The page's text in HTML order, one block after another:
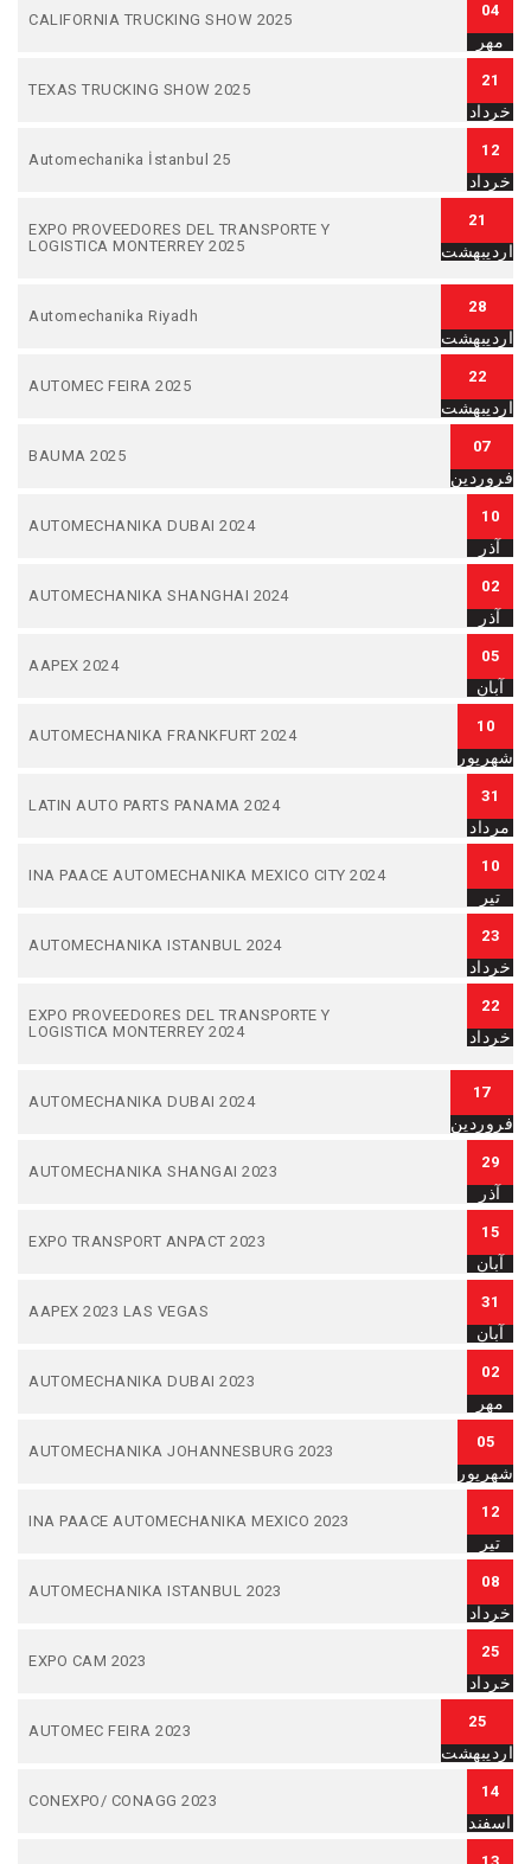
CALIFORNIA TRUCKING SHOW 2025
04
مهر
TEXAS TRUCKING SHOW 2025
21
خرداد
Automechanika İstanbul 25
12
خرداد
EXPO PROVEEDORES DEL TRANSPORTE Y
LOGISTICA MONTERREY 2025
21
اردیبهشت
Automechanika Riyadh
28
اردیبهشت
AUTOMEC FEIRA 2025
22
اردیبهشت
BAUMA 2025
07
فروردین
AUTOMECHANIKA DUBAI 2024
10
آذر
AUTOMECHANIKA SHANGHAI 2024
02
آذر
AAPEX 2024
05
آبان
AUTOMECHANIKA FRANKFURT 2024
10
شهریور
LATIN AUTO PARTS PANAMA 2024
31
مرداد
INA PAACE AUTOMECHANIKA MEXICO CITY 2024
10
تیر
AUTOMECHANIKA ISTANBUL 2024
23
خرداد
EXPO PROVEEDORES DEL TRANSPORTE Y
LOGISTICA MONTERREY 2024
22
خرداد
AUTOMECHANIKA DUBAI 2024
17
فروردین
AUTOMECHANIKA SHANGAI 2023
29
آذر
EXPO TRANSPORT ANPACT 2023
15
آبان
AAPEX 2023 LAS VEGAS
31
آبان
AUTOMECHANIKA DUBAI 2023
02
مهر
AUTOMECHANIKA JOHANNESBURG 2023
05
شهریور
INA PAACE AUTOMECHANIKA MEXICO 2023
12
تیر
AUTOMECHANIKA ISTANBUL 2023
08
خرداد
EXPO CAM 2023
25
خرداد
AUTOMEC FEIRA 2023
25
اردیبهشت
CONEXPO/ CONAGG 2023
14
اسفند